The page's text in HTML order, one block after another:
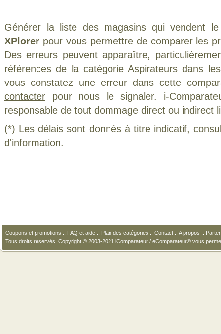
Générer la liste des magasins qui vendent
XPlorer pour vous permettre de comparer les
Des erreurs peuvent apparaître,
références de la catégorieAspirateurs dans
vous constatez une erreur dans cette
contacter pour nous le signaler. i-
responsable de tout dommage direct ou indirect
(*) Les délais sont donnés à titre indicatif,
d'information.
Coupons et promotions :: FAQ et aide :: Plan des catégories :: Contact :: A propos ::
Tous droits réservés. Copyright © 2003-2021 iComparateur / eComparateur® vous